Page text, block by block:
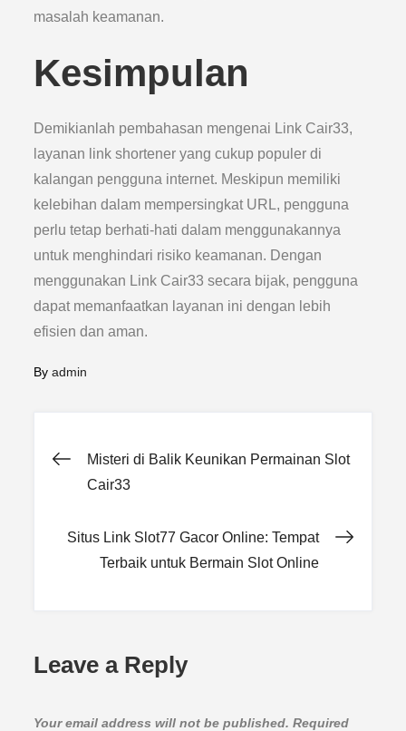
masalah keamanan.
Kesimpulan
Demikianlah pembahasan mengenai Link Cair33,
layanan link shortener yang cukup populer di
kalangan pengguna internet. Meskipun memiliki
kelebihan dalam mempersingkat URL, pengguna
perlu tetap berhati-hati dalam menggunakannya
untuk menghindari risiko keamanan. Dengan
menggunakan Link Cair33 secara bijak, pengguna
dapat memanfaatkan layanan ini dengan lebih
efisien dan aman.
Byadmin
Post
Misteri di Balik Keunikan Permainan Slot
Cair33
Situs Link Slot77 Gacor Online: Tempat
Terbaik untuk Bermain Slot Online
Leave a Reply
Your email address will not be published. Required